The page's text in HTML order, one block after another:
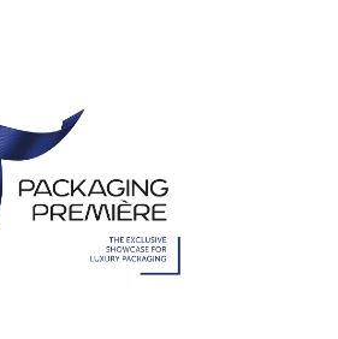
esclusiva, dedicata a chi
per il settore del lusso